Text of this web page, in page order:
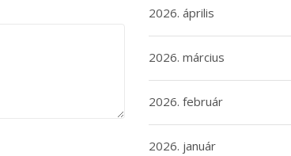
2026. április
2026. március
2026. február
2026. január